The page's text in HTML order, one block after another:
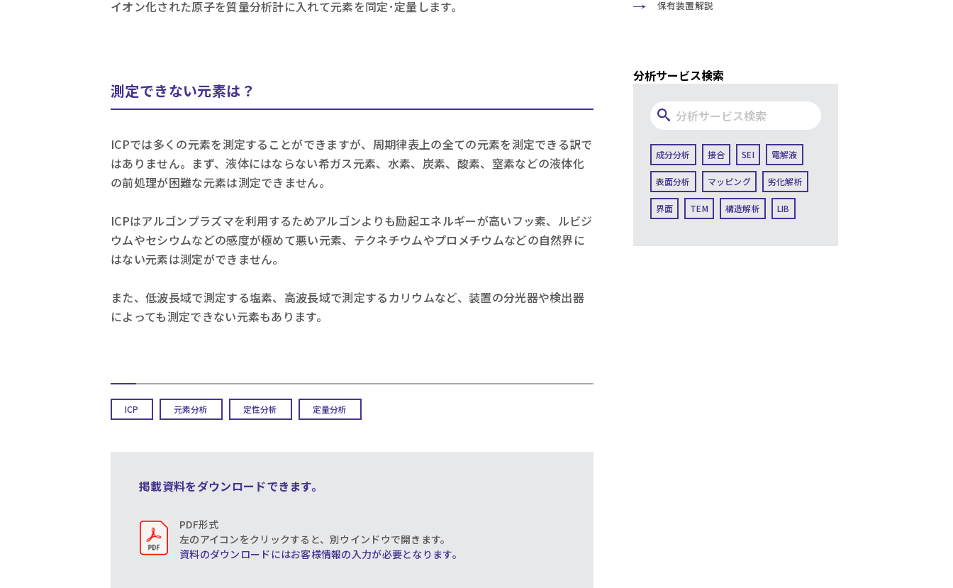
イオン化された原子を質量分析計に入れて元素を同定･定量します。
測定できない元素は？
ICPでは多くの元素を測定することができますが、周期律表上の全ての元素を測定できる訳で
はありません。まず、液体にはならない希ガス元素、水素、炭素、酸素、窒素などの液体化
の前処理が困難な元素は測定できません。
ICPはアルゴンプラズマを利用するためアルゴンよりも励起エネルギーが高いフッ素、ルビジ
ウムやセシウムなどの感度が極めて悪い元素、テクネチウムやプロメチウムなどの自然界に
はない元素は測定ができません。
また、低波長域で測定する塩素、高波長域で測定するカリウムなど、装置の分光器や検出器
によっても測定できない元素もあります。
ICP 元素分析 定性分析 定量分析
掲載資料をダウンロードできます。
PDF形式
左のアイコンをクリックすると、別ウインドウで開きます。
資料のダウンロードにはお客様情報の入力が必要となります。
保有装置解説
分析サービス検索
成分分析 接合 SEI 電解液
表面分析 マッピング 劣化解析
界面 TEM 構造解析 LIB